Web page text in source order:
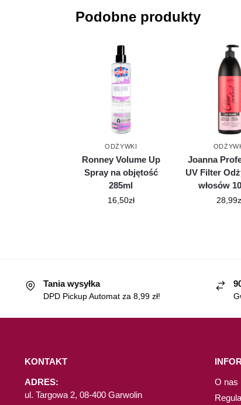
Podobne produkty
ODŻYWKI
Ronney Volume Up
Spray na objętość
285ml
16,50zł
Joanna
UV Filter
włosów
28,99
Tania wysyłka
DPD Pickup Automat za 8,99 zł!
KONTAKT
ADRES:
ul. Targowa 2, 08-400 Garwolin
O nas